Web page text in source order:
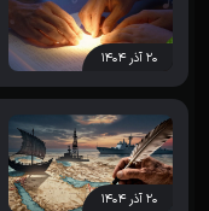
۲۰ آذر ۱۴۰۴
۲۰ آذر ۱۴۰۴